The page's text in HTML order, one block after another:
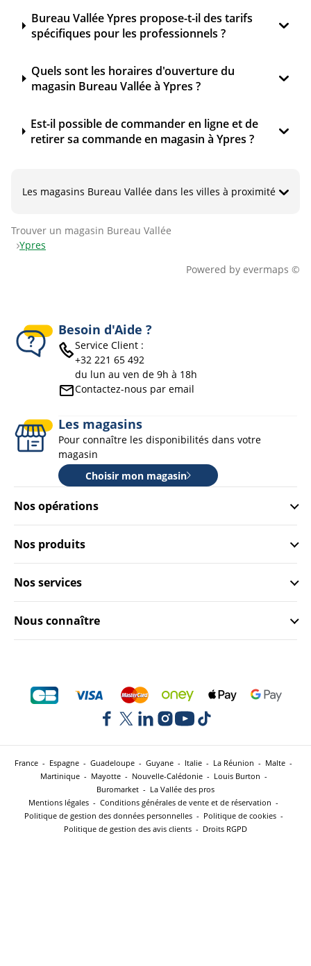
Bureau Vallée Ypres propose-t-il des tarifs
spécifiques pour les professionnels ?
Quels sont les horaires d'ouverture du
magasin Bureau Vallée à Ypres ?
Est-il possible de commander en ligne et de
retirer sa commande en magasin à Ypres ?
Les magasins Bureau Vallée dans les villes à proximité
Trouver un magasin Bureau Vallée
Ypres
Powered by evermaps ©
Nos opérations
Nos produits
Nos services
Nous connaître
Besoin d'Aide ?
Service Client :
+32 221 65 492
du lun au ven de 9h à 18h
Contactez-nous par email
Les magasins
Pour connaître les disponibilités dans votre
magasin
Choisir mon magasin
France - Espagne - Guadeloupe - Guyane - Italie - La Réunion - Malte -
Martinique - Mayotte - Nouvelle-Calédonie - Louis Burton -
Buromarket - La Vallée des pros
Mentions légales - Conditions générales de vente et de réservation -
Politique de gestion des données personnelles - Politique de cookies -
Politique de gestion des avis clients - Droits RGPD